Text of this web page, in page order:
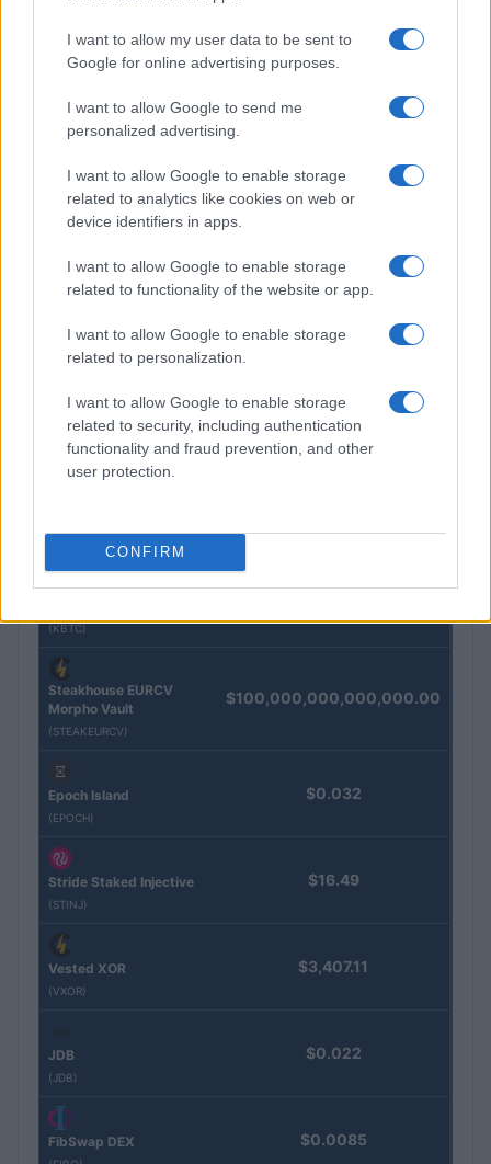
I want to allow my user data to be sent to
Google for online advertising purposes.
I want to allow Google to send me
personalized advertising.
I want to allow Google to enable storage
related to analytics like cookies on web or
device identifiers in apps.
I want to allow Google to enable storage
related to functionality of the website or app.
I want to allow Google to enable storage
related to personalization.
I want to allow Google to enable storage
related to security, including authentication
functionality and fraud prevention, and other
user protection.
CONFIRM
Petrolio in calo: Brent a 91,82$, ribassi a due cifre per greggio
QUOTAZIONI CRYPTO
Nome Prezzo
Eureka Bridged PAX
Kinza Babylon Staked
(KBTC)
$83,270.00
Steakhouse EURCV
Morpho Vault
(STEAKEURCV)
$100,000,000,000,000.00
Epoch Island
(EPOCH)
$0.032
Stride Staked Injective
(STINJ)
$16.49
Vested XOR
(VXOR)
$3,407.11
JDB
(JDB)
$0.022
FibSwap DEX $0.0085